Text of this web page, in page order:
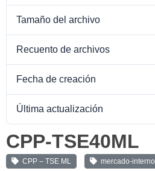
Tamaño del archivo
Recuento de archivos
Fecha de creación
Última actualización
CPP-TSE40ML
CPP – TSE ML mercado-interno